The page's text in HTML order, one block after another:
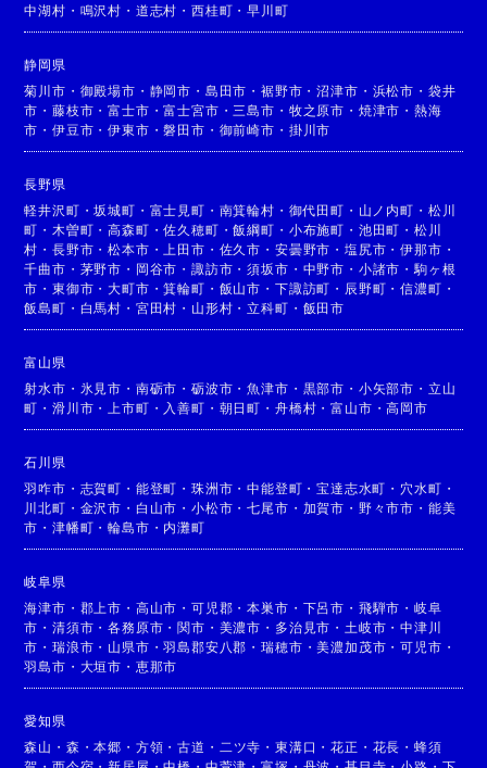
中湖村 ・ 鳴沢村 ・ 道志村 ・西桂町 ・早川町
静岡県
菊川市 ・ 御殿場市 ・ 静岡市 ・ 島田市 ・裾野市 ・沼津市 ・ 浜松市 ・ 袋井
市 ・藤枝市 ・富士市 ・富士宮市 ・ 三島市 ・ 牧之原市 ・ 焼津市 ・ 熱海
市 ・伊豆市 ・伊東市 ・磐田市 ・ 御前崎市 ・ 掛川市
長野県
軽井沢町 ・坂城町 ・ 富士見町 ・ 南箕輪村 ・ 御代田町 ・ 山ノ内町 ・ 松川
町 ・ 木曽町 ・高森町 ・佐久穂町 ・飯綱町 ・ 小布施町 ・ 池田町 ・ 松川
村 ・長野市 ・松本市 ・ 上田市 ・ 佐久市 ・ 安曇野市 ・ 塩尻市 ・伊那市 ・
千曲市 ・ 茅野市 ・ 岡谷市 ・諏訪市 ・須坂市 ・ 中野市 ・ 小諸市 ・ 駒ヶ根
市 ・東御市 ・大町市 ・箕輪町 ・ 飯山市 ・ 下諏訪町 ・ 辰野町 ・信濃町 ・
飯島町 ・ 白馬村 ・ 宮田村 ・ 山形村 ・立科町 ・ 飯田市
富山県
射水市 ・ 氷見市 ・ 南砺市 ・砺波市 ・魚津市 ・ 黒部市 ・ 小矢部市 ・ 立山
町 ・滑川市 ・ 上市町 ・ 入善町 ・ 朝日町 ・ 舟橋村 ・富山市 ・高岡市
石川県
羽咋市 ・ 志賀町 ・ 能登町 ・珠洲市 ・中能登町 ・宝達志水町 ・ 穴水町 ・
川北町 ・ 金沢市 ・ 白山市 ・小松市 ・七尾市 ・ 加賀市 ・ 野々市市 ・ 能美
市 ・津幡町 ・輪島市 ・ 内灘町
岐阜県
海津市 ・ 郡上市 ・ 高山市 ・可児郡 ・本巣市 ・ 下呂市 ・ 飛騨市 ・ 岐阜
市 ・清須市 ・各務原市 ・関市 ・ 美濃市 ・ 多治見市 ・ 土岐市 ・中津川
市 ・瑞浪市 ・ 山県市 ・羽島郡安八郡 ・瑞穂市 ・美濃加茂市 ・可児市 ・
羽島市 ・ 大垣市 ・ 恵那市
愛知県
森山 ・ 森 ・本郷 ・ 方領 ・古道 ・ 二ツ寺 ・ 東溝口 ・花正 ・ 花長 ・ 蜂須